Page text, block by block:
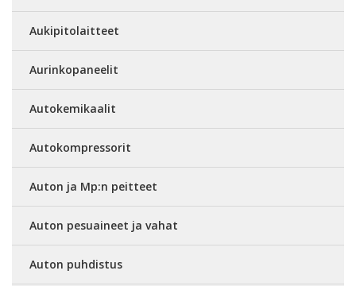
Aukipitolaitteet
Aurinkopaneelit
Autokemikaalit
Autokompressorit
Auton ja Mp:n peitteet
Auton pesuaineet ja vahat
Auton puhdistus